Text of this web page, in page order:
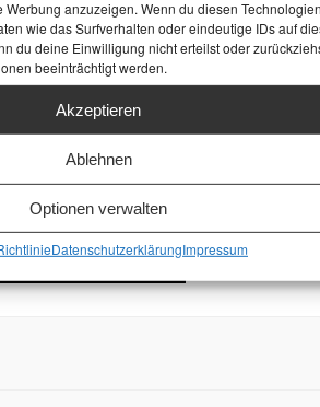
Werbung anzuzeigen. Wenn du diesen
wie das Surfverhalten oder eindeutige IDs auf
du deine Einwilligung nicht erteilst oder
beeinträchtigt werden.
Akzeptieren
Ablehnen
Optionen verwalten
DatenschutzerklärungImpressum